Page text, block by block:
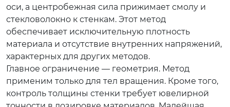
оси, а центробежная сила прижимает смолу и
стекловолокно к стенкам. Этот метод
обеспечивает исключительную плотность
материала и отсутствие внутренних напряжений,
характерных для других методов.
Главное ограничение — геометрия. Метод
применим только для тел вращения. Кроме того,
контроль толщины стенки требует ювелирной